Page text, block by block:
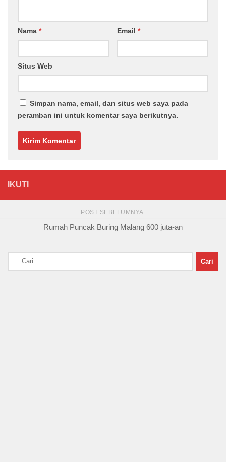
Nama * Email *
Situs Web
Simpan nama, email, dan situs web saya pada
peramban ini untuk komentar saya berikutnya.
IKUTI
POST SEBELUMNYA
Rumah Puncak Buring Malang 600 juta-an
untuk: